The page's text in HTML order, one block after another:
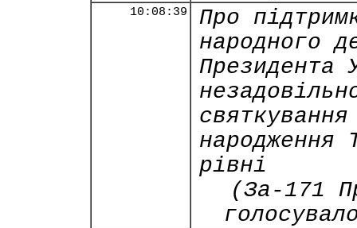
10:08:39
Про
народного
Президента
народження
рівні
(За-171